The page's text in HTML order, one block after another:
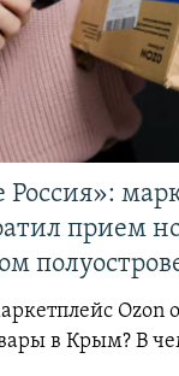
прием
Ozon
в Крым? В